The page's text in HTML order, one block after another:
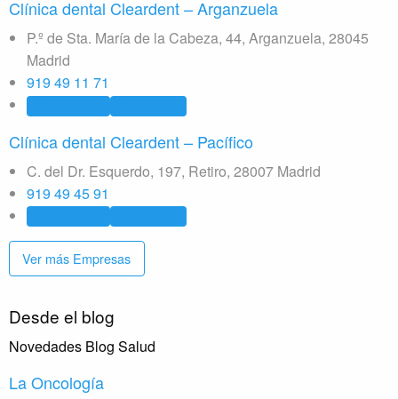
Clínica dental Cleardent – Arganzuela
P.º de Sta. María de la Cabeza, 44, Arganzuela, 28045
Madrid
919 49 11 71
Clínica dental Cleardent – Pacífico
C. del Dr. Esquerdo, 197, Retiro, 28007 Madrid
919 49 45 91
Ver más Empresas
Desde el blog
Novedades Blog Salud
La Oncología